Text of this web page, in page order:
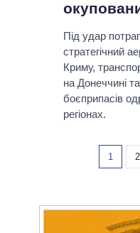
Під удар
стратегічний
Криму,
на Донеччині
боєприпасів
регіонах.
1 2